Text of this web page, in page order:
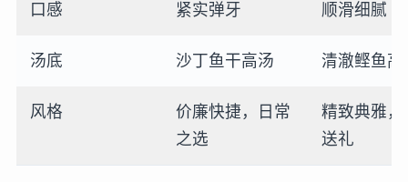
口感 紧实弹牙 顺滑细腻
汤底 沙丁鱼干高汤 清澈鲣鱼高
风格
价廉快捷，日常
之选
精致典雅，
送礼